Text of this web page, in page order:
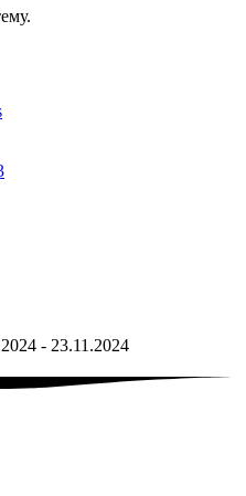
- 23.11.2024